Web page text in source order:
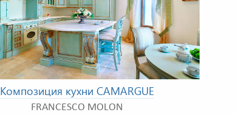
Композиция кухни CAMARGUE
FRANCESCO MOLON